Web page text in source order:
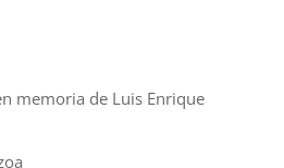
memoria de Luis Enrique